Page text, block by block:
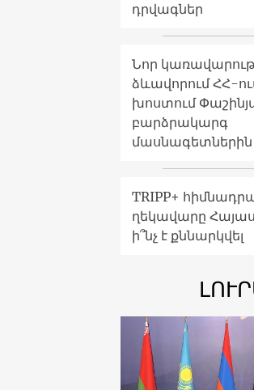
դրվագներ
Նոր
ձևավորում ՀՀ-
խոստում
բարձրակարգ
մասնագետներին
TRIPP+
ղեկավարը
ի՞նչ է քննարկվել